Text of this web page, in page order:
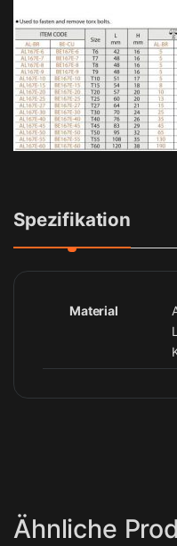
Spezifikation
Material
Ähnliche